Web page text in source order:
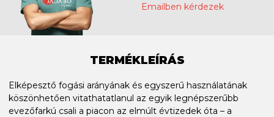
Emailben kérdezek
TERMÉKLEÍRÁS
Elképesztő fogási arányának és egyszerű használatának
köszönhetően vitathatatlanul az egyik legnépszerűbb
evezőfarkú csali a piacon az elmúlt évtizedek óta – a